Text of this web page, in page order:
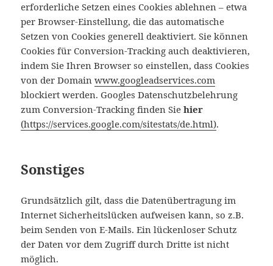
erforderliche Setzen eines Cookies ablehnen – etwa
per Browser-Einstellung, die das automatische
Setzen von Cookies generell deaktiviert. Sie können
Cookies für Conversion-Tracking auch deaktivieren,
indem Sie Ihren Browser so einstellen, dass Cookies
von der Domainwww.googleadservices.com
blockiert werden. Googles Datenschutzbelehrung
zum Conversion-Tracking finden Siehier
(https://services.google.com/sitestats/de.html).
Sonstiges
Grundsätzlich gilt, dass die Datenübertragung im
Internet Sicherheitslücken aufweisen kann, so z.B.
beim Senden von E-Mails. Ein lückenloser Schutz
der Daten vor dem Zugriff durch Dritte ist nicht
möglich.